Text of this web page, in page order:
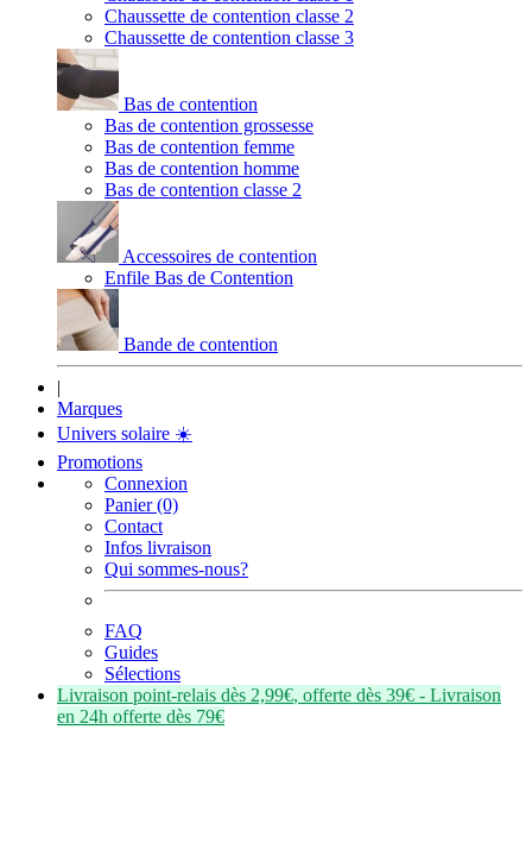
Chaussette de contention classe 2
Chaussette de contention classe 3
Bas de contention
Bas de contention grossesse
Bas de contention femme
Bas de contention homme
Bas de contention classe 2
Accessoires de contention
Enfile Bas de Contention
Bande de contention
|
Marques
Univers solaire ☀️
Promotions
Connexion
Panier (0)
Contact
Infos livraison
Qui sommes-nous?
FAQ
Guides
Sélections
Livraison point-relais dès 2,99€, offerte dès 39€ - Livraison
en 24h offerte dès 79€